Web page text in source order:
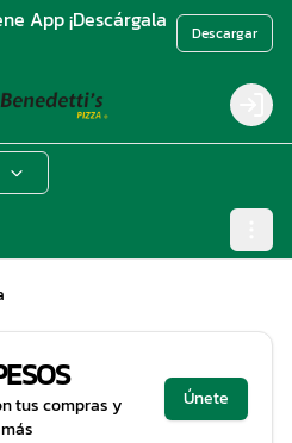
App ¡Descárgala
Descargar
Login
tus compras y
Únete